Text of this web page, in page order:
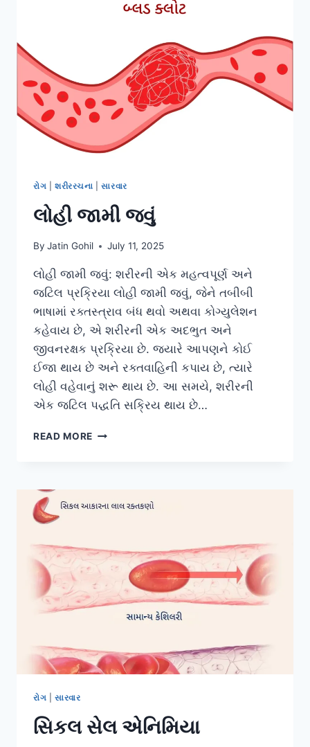
રોગ શરીરરચના |સારવાર
લોહી જામી જવું
By Jatin Gohil July 11, 2025
લોહી જામી જવું: શરીરની એક મહત્વપૂર્ણ અને
જટિલ પ્રક્રિયા લોહી જામી જવું, જેને તબીબી
ભાષામાં રક્તસ્ત્રાવ બંધ થવો અથવા કોગ્યુલેશન
કહેવાય છે, એ શરીરની એક અદભુત અને
જીવનરક્ષક પ્રક્રિયા છે. જ્યારે આપણને કોઈ
ઈજા થાય છે અને રક્તવાહિની કપાય છે, ત્યારે
લોહી વહેવાનું શરૂ થાય છે. આ સમયે, શરીરની
એક જટિલ પદ્ધતિ સક્રિય થાય છે…
READ MORE લોહી
રોગ સારવાર
સિકલ સેલ એનિમિયા